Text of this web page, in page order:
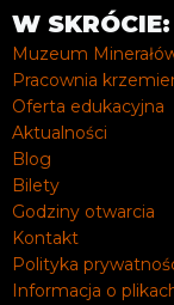
W SKRÓCIE:
Muzeum
Pracownia
Oferta edukacyjna
Aktualności
Blog
Bilety
Godziny otwarcia
Kontakt
Polityka
Informacja o